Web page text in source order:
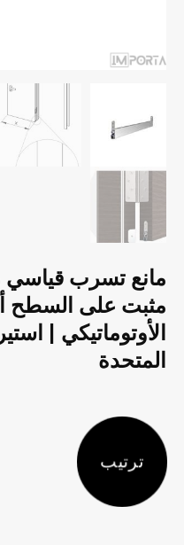
مانع تسرب قياسي
مثبت على السطح
الأوتوماتيكي |
المتحدة
ترتيب